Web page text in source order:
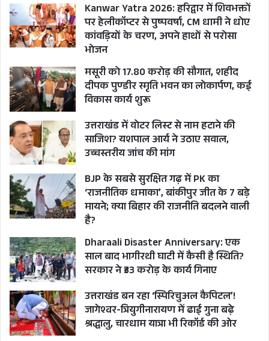
Kanwar Yatra 2026: हरिद्वार में शिवभक्तों
पर हेलीकॉप्टर से पुष्पवर्षा, CM धामी ने धोए
कांवड़ियों के चरण, अपने हाथों से परोसा
भोजन
मसूरी को 17.80 करोड़ की सौगात, शहीद
दीपक पुण्डीर स्मृति भवन का लोकार्पण, कई
विकास कार्य शुरू
उत्तराखंड में वोटर लिस्ट से नाम हटाने की
साजिश? यशपाल आर्य ने उठाए सवाल,
उच्चस्तरीय जांच की मांग
BJP के सबसे सुरक्षित गढ़ में PK का
‘राजनीतिक धमाका’, बांकीपुर जीत के 7 बड़े
मायने; क्या बिहार की राजनीति बदलने वाली
है?
Dharaali Disaster Anniversary: एक
साल बाद भागीरथी घाटी में कैसी है स्थिति?
सरकार ने ₹33 करोड़ के कार्य गिनाए
उत्तराखंड बन रहा ‘स्पिरिचुअल कैपिटल’!
जागेश्वर-त्रियुगीनारायण में ढाई गुना बढ़े
श्रद्धालु, चारधाम यात्रा भी रिकॉर्ड की ओर